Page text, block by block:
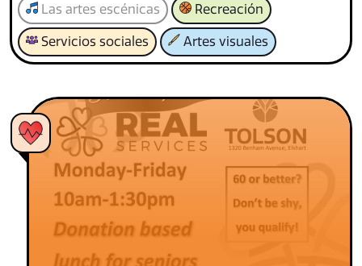
Las artes escénicas Recreación
Servicios sociales Artes visuales